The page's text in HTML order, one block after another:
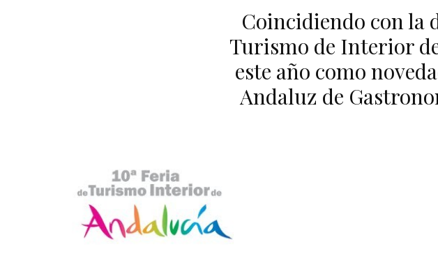
Coincidiendo con la
Turismo de Interior
este año como
Andaluz de